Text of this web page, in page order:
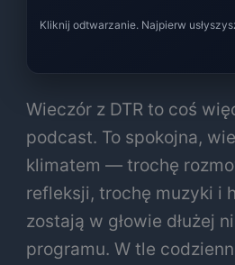
Kliknij odtwarzanie. Najpierw
Wieczór z DTR to coś
podcast. To spokojna,
klimatem — trochę
refleksji, trochę muzyki i
zostają w głowie dłużej
programu. W tle